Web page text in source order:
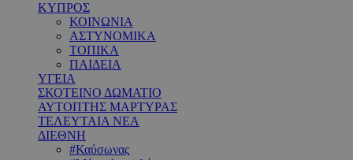
ΚΥΠΡΟΣ
ΚΟΙΝΩΝΙΑ
ΑΣΤΥΝΟΜΙΚΑ
ΤΟΠΙΚΑ
ΠΑΙΔΕΙΑ
ΥΓΕΙΑ
ΣΚΟΤΕΙΝΟ ΔΩΜΑΤΙΟ
ΑΥΤΟΠΤΗΣ ΜΑΡΤΥΡΑΣ
ΤΕΛΕΥΤΑΙΑ ΝΕΑ
ΔΙΕΘΝΗ
#Καύσωνας